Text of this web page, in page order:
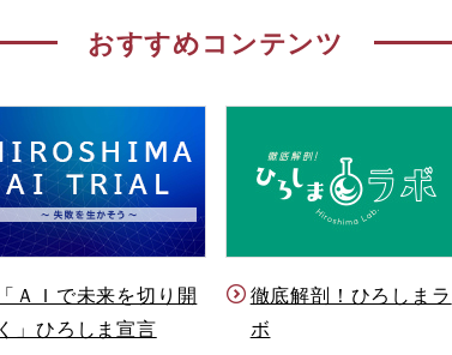
おすすめコンテンツ
「ＡＩで未来を切り開
く」ひろしま宣言
徹底解剖！ひろしまラ
ボ